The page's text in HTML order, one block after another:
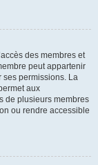
des membres et
peut appartenir
ses permissions. La
aux
de plusieurs membres
ou rendre accessible